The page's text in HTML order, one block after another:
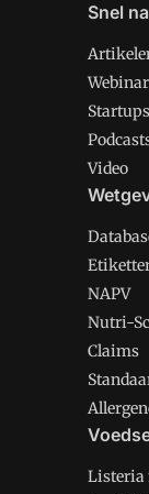
Snel
Startups
Video
NAPV
Nutri-
Claims
Listeria